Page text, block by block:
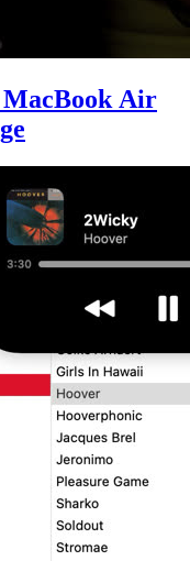
MacBook Air